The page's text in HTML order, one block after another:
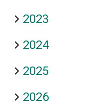
2023
2024
2025
2026